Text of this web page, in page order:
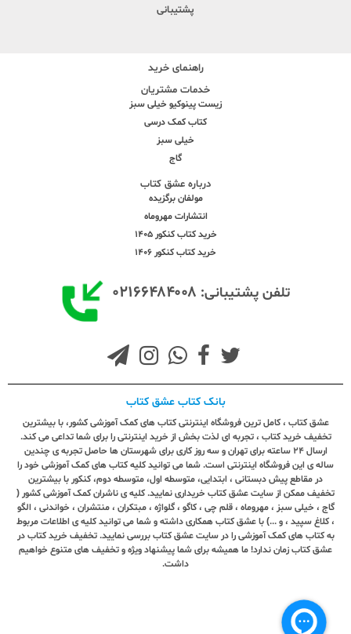
پشتیبانی
راهنمای خرید
خدمات مشتریان
زیست پینوکیو خیلی سبز
کتاب کمک درسی
خیلی سبز
گاج
درباره عشق کتاب
مولفان برگزیده
انتشارات مهروماه
خرید کتاب کنکور 1405
خرید کتاب کنکور 1406
تلفن پشتیبانی: ۰۲۱۶۶۴۸۴۰۰۸
بانک کتاب عشق کتاب
عشق کتاب ، کامل ترین فروشگاه اینترنتی کتاب های کمک آموزشی کشور، با بیشترین
تخفیف خرید کتاب ، تجربه ای لذت بخش از خرید اینترنتی را برای شما تداعی می کند.
ارسال ٢٤ ساعته برای تهران و سه روز کاری برای شهرستان ها حاصل تجربه ی چندین
ساله ی این فروشگاه اینترنتی است. شما می توانید کلیه کتاب های کمک آموزشی خود را
در مقاطع پیش دبستانی ، ابتدایی، متوسطه اول، متوسطه دوم، کنکور با بیشترین
تخفیف ممکن از سایت عشق کتاب خریداری نمایید. کلیه ی ناشران کمک آموزشی کشور (
گاج ، خیلی سبز ، مهروماه ، قلم چی ، کاگو ، گلواژه ، مبتکران ، منتشران ، خواندنی ، الگو
، کلاغ سپید ، و ...) با عشق کتاب همکاری داشته و شما می توانید کلیه ی اطلاعات مربوط
به کتاب های کمک آموزشی را در سایت عشق کتاب بررسی نمایید. تخفیف خرید کتاب در
عشق کتاب زمان ندارد! ما همیشه برای شما پیشنهاد ویژه و تخفیف های متنوع خواهیم
داشت.